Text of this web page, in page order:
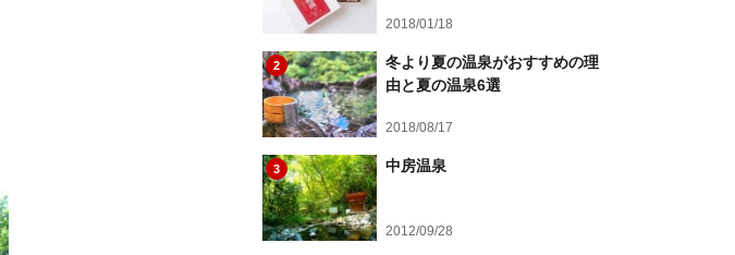
2018/01/18
2
冬より夏の温泉がおすすめの理
由と夏の温泉6選
2018/08/17
3 中房温泉
2012/09/28